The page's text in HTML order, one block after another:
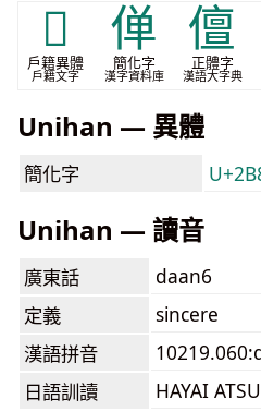
𨼒
戶籍異體
戶籍文字
𫢸
簡化字
漢字資料庫
儃
正體字
漢語大字典
Unihan — 異體
簡化字
Unihan — 讀音
廣東話
daan6
定義
sincere
漢語拼音
日語訓讀
HAYAI